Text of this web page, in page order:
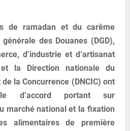
de ramadan et du carême
des Douanes (DGD),
d’industrie et d’artisanat
la Direction nationale du
la Concurrence (DNCIC) ont
d’accord portant sur
marché national et la fixation
alimentaires de première